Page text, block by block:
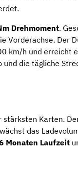
Drehmoment.
Vorderachse. Der
km/h und erreicht
die tägliche
Karten.
das
Monaten Laufzeit